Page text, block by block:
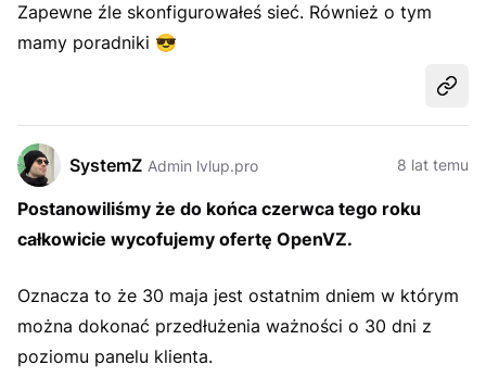
Zapewne źle skonfigurowałeś sieć. Również o tym
mamy poradniki 😎
SystemZ Admin lvlup.pro 8 lat temu
Postanowiliśmy że do końca czerwca tego roku
całkowicie wycofujemy ofertę OpenVZ.
Oznacza to że 30 maja jest ostatnim dniem w którym
można dokonać przedłużenia ważności o 30 dni z
poziomu panelu klienta.